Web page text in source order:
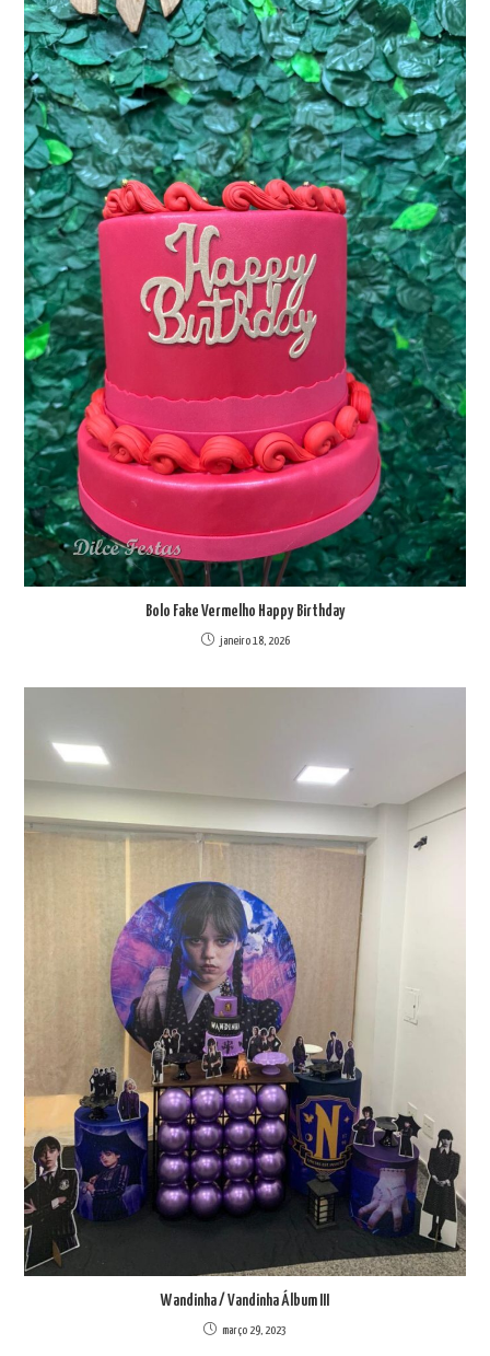
Bolo Fake Vermelho Happy Birthday
janeiro 18, 2026
Wandinha / Vandinha Álbum III
março 29, 2023